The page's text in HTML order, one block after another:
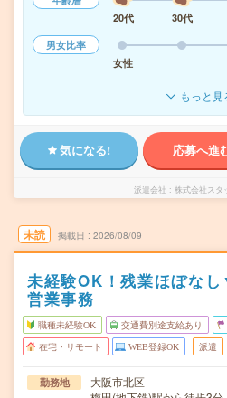
20代
30代
男女比率
女性
もっと見
気になる! 応募へ進
派遣会社 株式会社スタ
未読 掲載日 2026/08/09
未経験OK！残業ほぼな
営業事務
職種未経験OK 交通費別途支給あり
在宅・リモート WEB登録OK 派遣
勤務地
大阪市北区